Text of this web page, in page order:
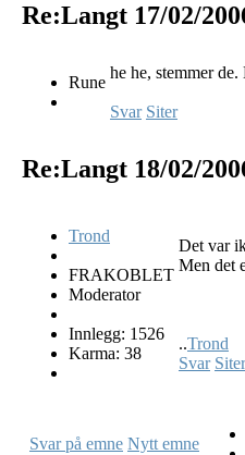
Re:Langt 17/02/
Rune
he he, stemmer
Svar Siter
Re:Langt 18/02/
Trond
FRAKOBLET
Moderator
Innlegg: 1526
Karma: 38
Det var
Men det
..Trond
Svar Siter
Svar på emne Nytt emne